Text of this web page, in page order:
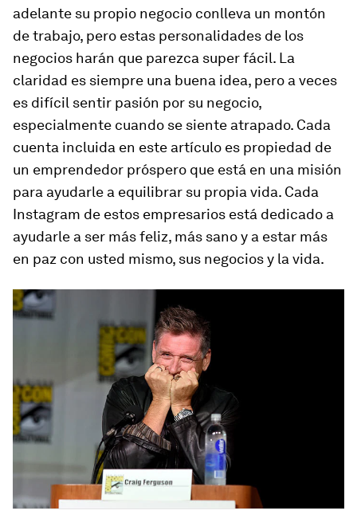
adelante su propio negocio conlleva un montón
de trabajo, pero estas personalidades de los
negocios harán que parezca super fácil. La
claridad es siempre una buena idea, pero a veces
es difícil sentir pasión por su negocio,
especialmente cuando se siente atrapado. Cada
cuenta incluida en este artículo es propiedad de
un emprendedor próspero que está en una misión
para ayudarle a equilibrar su propia vida. Cada
Instagram de estos empresarios está dedicado a
ayudarle a ser más feliz, más sano y a estar más
en paz con usted mismo, sus negocios y la vida.